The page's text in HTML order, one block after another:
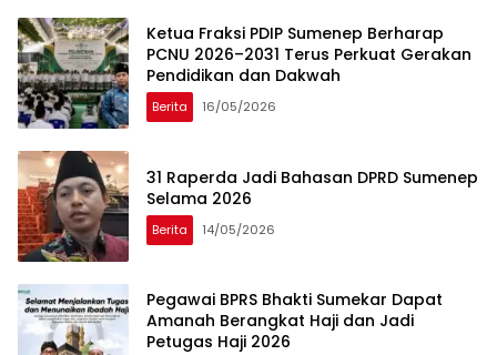
Ketua Fraksi PDIP Sumenep Berharap
PCNU 2026–2031 Terus Perkuat Gerakan
Pendidikan dan Dakwah
Berita 16/05/2026
31 Raperda Jadi Bahasan DPRD Sumenep
Selama 2026
Berita 14/05/2026
Pegawai BPRS Bhakti Sumekar Dapat
Amanah Berangkat Haji dan Jadi
Petugas Haji 2026